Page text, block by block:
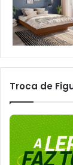
Troca de